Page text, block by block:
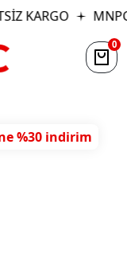
KARGO MNPC
0
%30 indirim